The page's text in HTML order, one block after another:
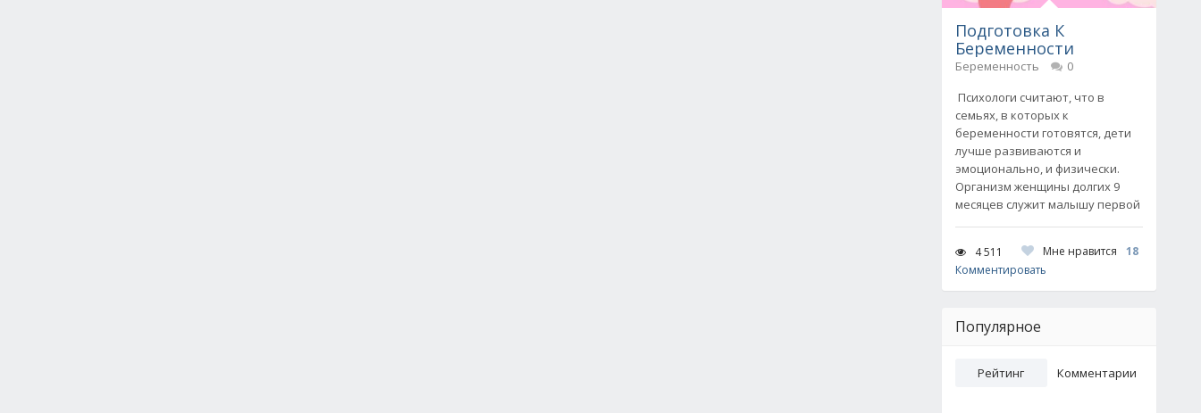
Подготовка К
Беременности
Беременность
0
Психологи считают, что в
семьях, в которых к
беременности готовятся, дети
лучше развиваются и
эмоционально, и физически.
Организм женщины долгих 9
месяцев служит малышу первой
4 511 Мне нравится
18
Комментировать
Популярное
Рейтинг Комментарии